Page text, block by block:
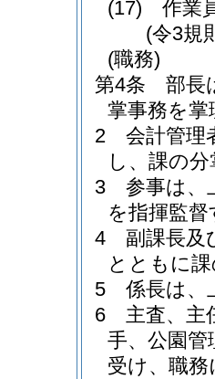
(17)
作業
(令3規
(職務)
第4条
部長
掌事務を掌
2
会計管理
し、課の
3
参事は、
を指揮監
4
副課長及
とともに
5
係長は、
6
主査、主
手、公園管
受け、職